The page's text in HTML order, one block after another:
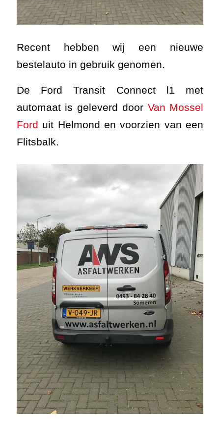
Recent hebben wij een nieuwe
bestelauto in gebruik genomen.
De Ford Transit Connect l1 met
automaat is geleverd door Van Mossel
Ford uit Helmond en voorzien van een
Flitsbalk.